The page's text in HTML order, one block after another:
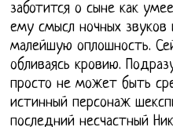
заботится о сыне как
ему смысл ночных
малейшую оплошность.
обливаясь кровию.
просто не может быть
истинный персонаж
последний несчастный